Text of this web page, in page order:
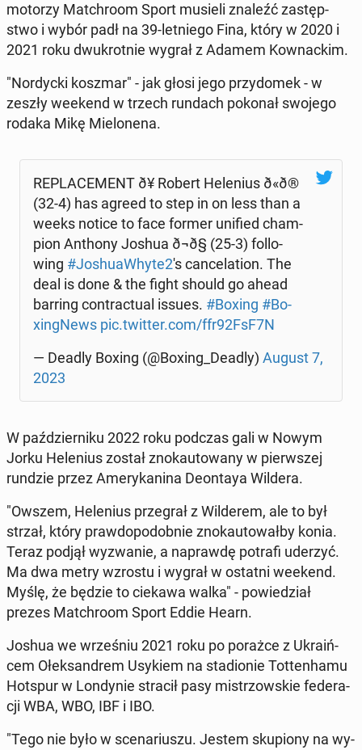
mo­to­rzy Mat­chro­om Sport musieli znaleźć za­stęp­
stwo i wybór padł na 39-let­nie­go Fina, który w 2020 i
2021 roku dwu­krot­nie wygrał z Adamem Kow­nac­kim.
"Nor­dyc­ki koszmar" - jak głosi jego przy­do­mek - w
zeszły weekend w trzech rundach pokonał swojego
rodaka Mikę Mie­lo­ne­na.
RE­PLA­CE­MENT ð¥ Robert He­le­nius ð«ð®
(32-4) has agreed to step in on less than a
weeks notice to face former unified cham­
pion Anthony Joshua ð¬ð§ (25-3) fol­lo­
wing #Jo­shu­aWhy­te2's can­ce­la­tion. The
deal is done & the fight should go ahead
barring con­trac­tu­al issues. #Boxing #Bo­
xin­gNews pic.twitter.com/ffr92FsF7N
— Deadly Boxing (@Boxing_Deadly) August 7,
2023
W paź­dzier­ni­ku 2022 roku podczas gali w Nowym
Jorku He­le­nius został zno­kau­to­wa­ny w pierw­szej
rundzie przez Ame­ry­ka­ni­na De­on­taya Wildera.
"Owszem, He­le­nius prze­grał z Wil­de­rem, ale to był
strzał, który praw­do­po­dob­nie zno­kau­to­wał­by konia.
Teraz podjął wy­zwa­nie, a na­praw­dę potrafi uderzyć.
Ma dwa metry wzrostu i wygrał w ostatni weekend.
Myślę, że będzie to ciekawa walka" - po­wie­dział
prezes Mat­chro­om Sport Eddie Hearn.
Joshua we wrze­śniu 2021 roku po porażce z Ukra­iń­
cem Ołek­san­drem Usykiem na sta­dio­nie Tot­ten­ha­mu
Hotspur w Lon­dy­nie stracił pasy mi­strzow­skie fe­de­ra­
cji WBA, WBO, IBF i IBO.
"Tego nie było w sce­na­riu­szu. Jestem sku­pio­ny na wy­